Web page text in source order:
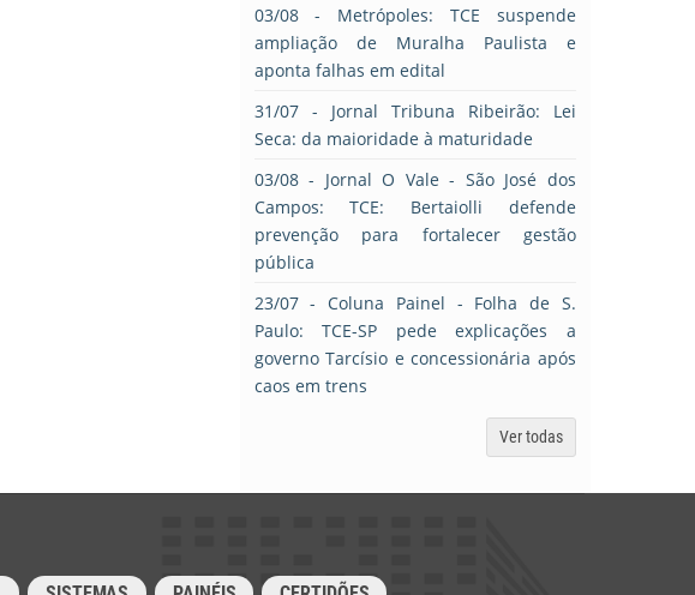
03/08- Metrópoles: TCE suspende
ampliação de Muralha Paulista e
aponta falhas em edital
31/07- Jornal Tribuna Ribeirão: Lei
Seca: da maioridade à maturidade
03/08- Jornal O Vale - São José dos
Campos: TCE: Bertaiolli defende
prevenção para fortalecer gestão
pública
23/07- Coluna Painel - Folha de S.
Paulo: TCE-SP pede explicações a
governo Tarcísio e concessionária após
caos em trens
Ver todas